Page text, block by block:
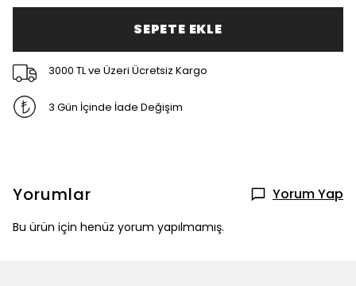
SEPETE EKLE
3000 TL ve Üzeri Ücretsiz Kargo
3 Gün İçinde İade Değişim
Yorumlar Yorum Yap
Bu ürün için henüz yorum yapılmamış.